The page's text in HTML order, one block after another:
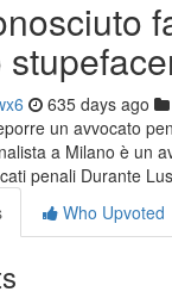
635 days ago
un avvocato
a Milano è un
penali Durante
Who Upvoted